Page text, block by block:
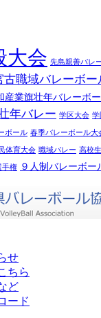
大会 先島親善バレ
古職域バレーボー
産業旗壮年バレーボ
年バレー 学区大会 学
ボール 春季バレーボール大
体育大会 職域バレー 高校
手権 ９人制バレーボー
せ
ちら
ど
ード